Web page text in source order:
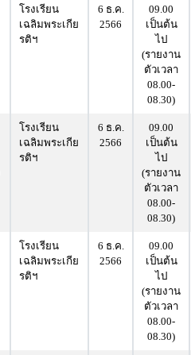
โรงเรียน
เฉลิมพระเกีย
รติฯ
6 ธ.ค.
2566
09.00
เป็นต้น
ไป
(รายงาน
ตัวเวลา
08.00-
08.30)
โรงเรียน
เฉลิมพระเกีย
รติฯ
6 ธ.ค.
2566
09.00
เป็นต้น
ไป
(รายงาน
ตัวเวลา
08.00-
08.30)
โรงเรียน
เฉลิมพระเกีย
รติฯ
6 ธ.ค.
2566
09.00
เป็นต้น
ไป
(รายงาน
ตัวเวลา
08.00-
08.30)